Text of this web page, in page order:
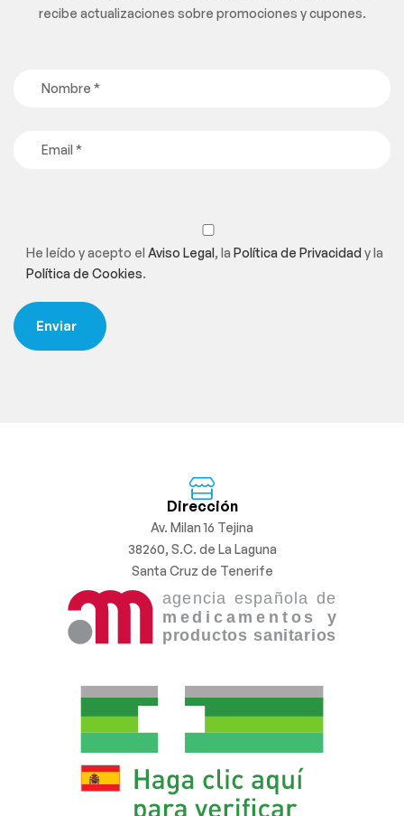
recibe actualizaciones sobre promociones y cupones.
He leído y acepto el Aviso Legal, la Política de Privacidady la
Política de Cookies.
Dirección
Av. Milan 16 Tejina
38260, S.C. de La Laguna
Santa Cruz de Tenerife